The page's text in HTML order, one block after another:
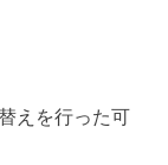
えを行った可